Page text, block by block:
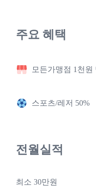
주요 혜택
모든가맹점 1천원
스포츠/레저 50%
전월실적
최소 30만원